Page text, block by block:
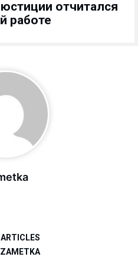
отчитался
работе
ZAMETKA